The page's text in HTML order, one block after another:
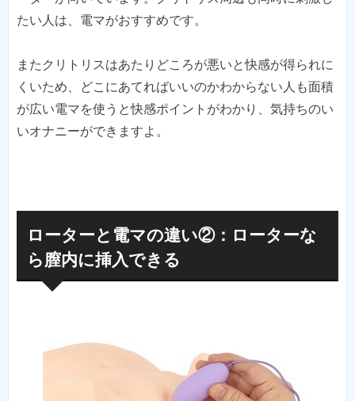
たい人は、電マがおすすめです。
またクリトリスはあたりどころが悪いと快感が得られに
くいため、どこにあてればいいのかわからない人も面積
が広い電マを使うと快感ポイントがわかり、気持ちのい
いオナニーができますよ。
ローターと電マの違い②：ローターな
ら膣内に挿入できる